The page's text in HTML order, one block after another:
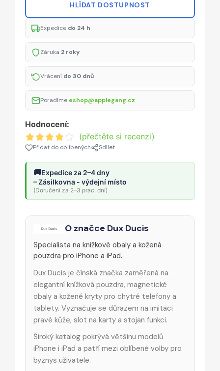
HLÍDAT DOSTUPNOST
Expedice do 24 h
Záruka 2 roky
Vrácení do 30 dnů
Poradíme eshop@applegang.cz
Hodnocení:
(přečtěte si recenzi)
Přidat do oblíbených Sdílet
🚚Expedice za 2–4 dny
– Zásilkovna - výdejní místo
(Doručení za 2–3 prac. dní)
O značce Dux Ducis
Specialista na knížkové obaly a kožená
pouzdra pro iPhone a iPad.
Dux Ducis je čínská značka zaměřená na
elegantní knížková pouzdra, magnetické
obaly a kožené kryty pro chytré telefony a
tablety. Vyznačuje se důrazem na imitaci
pravé kůže, slot na karty a stojan funkci.
Široký katalog pokrývá většinu modelů
iPhone i iPad a patří mezi oblíbené volby pro
byznys uživatele.